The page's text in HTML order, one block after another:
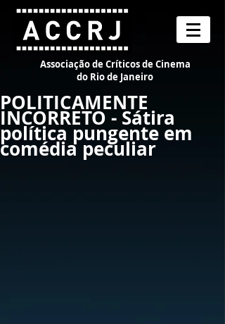
Associação de Críticos de Cinema
do Rio de Janeiro
POLITICAMENTE
INCORRETO - Sátira
política pungente em
comédia peculiar